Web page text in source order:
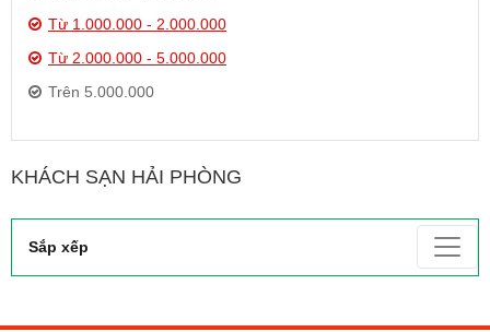
KHÁCH SẠN HẢI PHÒNG
Sắp xếp
Từ 1.000.000 - 2.000.000
Từ 2.000.000 - 5.000.000
Trên 5.000.000